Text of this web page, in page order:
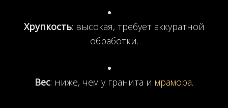
Хрупкость: высокая, требует аккуратной
обработки.
Вес: ниже, чем у гранита и мрамора.